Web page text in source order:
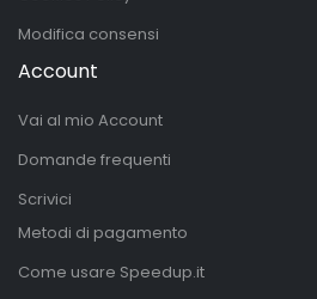
Modifica consensi
Account
Vai al mio Account
Domande frequenti
Scrivici
Metodi di pagamento
Come usare Speedup.it